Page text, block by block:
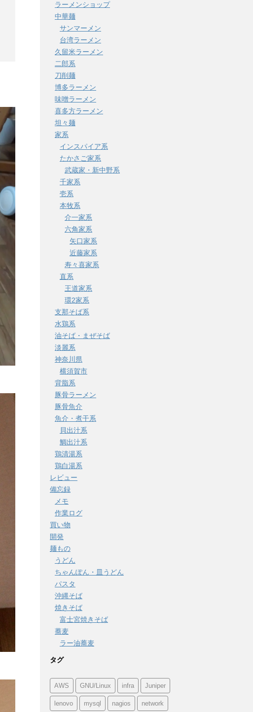
ラーメンショップ
中華麺
サンマーメン
台湾ラーメン
久留米ラーメン
二郎系
刀削麺
博多ラーメン
味噌ラーメン
喜多方ラーメン
坦々麺
家系
インスパイア系
たかさご家系
武蔵家・新中野系
千家系
壱系
本牧系
介一家系
六角家系
矢口家系
近藤家系
寿々喜家系
直系
王道家系
環2家系
支那そば系
水鶏系
油そば・まぜそば
淡麗系
神奈川県
横須賀市
背脂系
豚骨ラーメン
豚骨魚介
魚介・煮干系
貝出汁系
鯛出汁系
鶏清湯系
鶏白湯系
レビュー
備忘録
メモ
作業ログ
買い物
開発
麺もの
うどん
ちゃんぽん・皿うどん
パスタ
沖縄そば
焼きそば
富士宮焼きそば
蕎麦
ラー油蕎麦
タグ
AWS GNU/Linux infra Juniper
lenovo mysql nagios network